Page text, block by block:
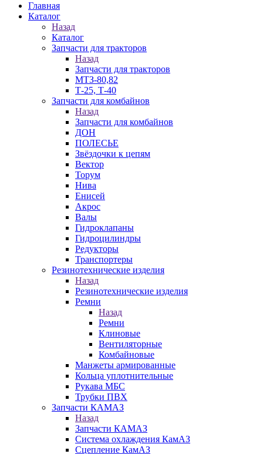
Главная
Каталог
Назад
Каталог
Запчасти для тракторов
Назад
Запчасти для тракторов
МТЗ-80,82
Т-25, Т-40
Запчасти для комбайнов
Назад
Запчасти для комбайнов
ДОН
ПОЛЕСЬЕ
Звёздочки к цепям
Вектор
Торум
Нива
Енисей
Акрос
Валы
Гидроклапаны
Гидроцилиндры
Редукторы
Транспортеры
Резинотехнические изделия
Назад
Резинотехнические изделия
Ремни
Назад
Ремни
Клиновые
Вентиляторные
Комбайновые
Манжеты армированные
Кольца уплотнительные
Рукава МБС
Трубки ПВХ
Запчасти КАМАЗ
Назад
Запчасти КАМАЗ
Система охлаждения КамАЗ
Сцепление КамАЗ